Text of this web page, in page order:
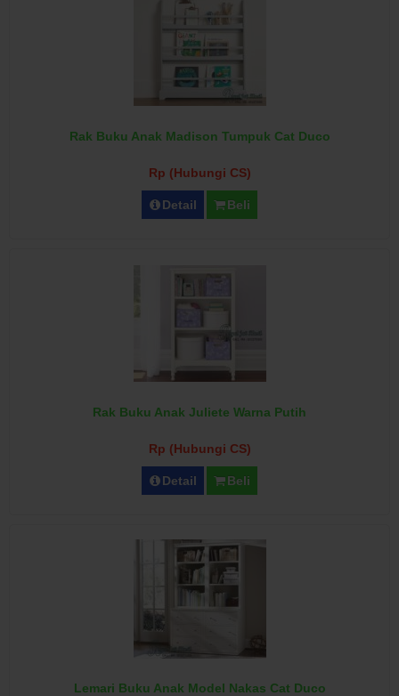
Rak Buku Anak Madison Tumpuk Cat Duco
Rp (Hubungi CS)
Detail Beli
Rak Buku Anak Juliete Warna Putih
Rp (Hubungi CS)
Detail Beli
Lemari Buku Anak Model Nakas Cat Duco